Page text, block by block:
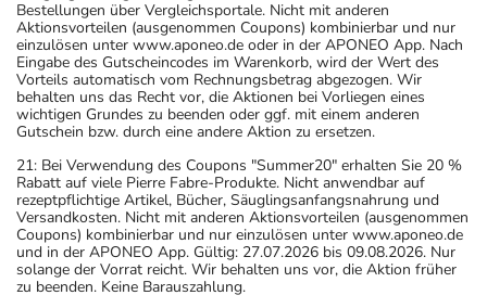
Bestellungen über Vergleichsportale. Nicht mit anderen
Aktionsvorteilen (ausgenommen Coupons) kombinierbar und nur
einzulösen unter www.aponeo.de oder in der APONEO App. Nach
Eingabe des Gutscheincodes im Warenkorb, wird der Wert des
Vorteils automatisch vom Rechnungsbetrag abgezogen. Wir
behalten uns das Recht vor, die Aktionen bei Vorliegen eines
wichtigen Grundes zu beenden oder ggf. mit einem anderen
Gutschein bzw. durch eine andere Aktion zu ersetzen.
21: Bei Verwendung des Coupons "Summer20" erhalten Sie 20 %
Rabatt auf viele Pierre Fabre-Produkte. Nicht anwendbar auf
rezeptpflichtige Artikel, Bücher, Säuglingsanfangsnahrung und
Versandkosten. Nicht mit anderen Aktionsvorteilen (ausgenommen
Coupons) kombinierbar und nur einzulösen unter www.aponeo.de
und in der APONEO App. Gültig: 27.07.2026 bis 09.08.2026. Nur
solange der Vorrat reicht. Wir behalten uns vor, die Aktion früher
zu beenden. Keine Barauszahlung.